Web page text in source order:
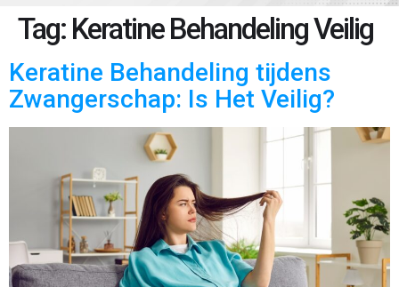
Tag: Keratine Behandeling Veilig
Keratine Behandeling tijdens
Zwangerschap: Is Het Veilig?